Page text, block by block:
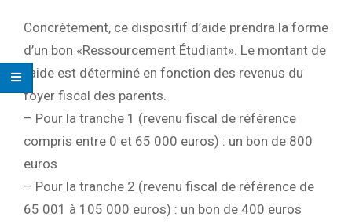
Concrètement, ce dispositif d’aide prendra la forme
d’un bon «Ressourcement Étudiant». Le montant de
l’aide est déterminé en fonction des revenus du
foyer fiscal des parents.
– Pour la tranche 1 (revenu fiscal de référence
compris entre 0 et 65 000 euros) : un bon de 800
euros
– Pour la tranche 2 (revenu fiscal de référence de
65 001 à 105 000 euros) : un bon de 400 euros